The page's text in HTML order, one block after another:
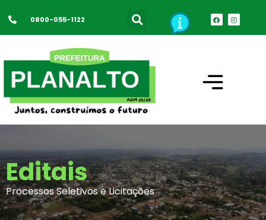
0800-055-1122
Editais
Processos Seletivos e Licitações